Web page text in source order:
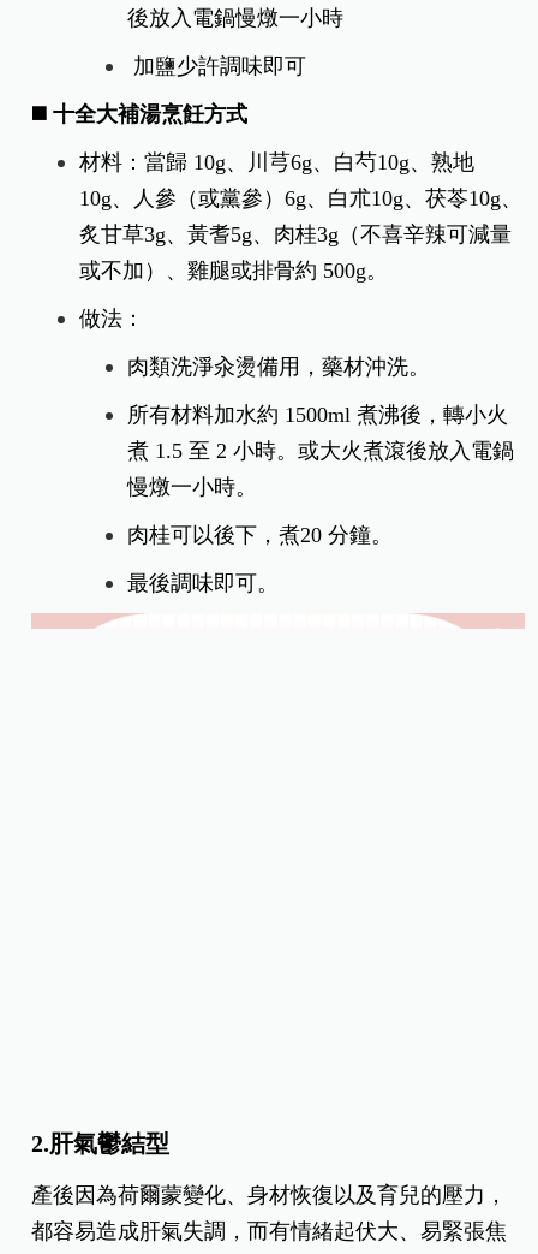
後放入電鍋慢燉一小時
加鹽少許調味即可
◼️ 十全大補湯烹飪方式
材料：當歸 10g、川芎6g、白芍10g、熟地
10g、人參（或黨參）6g、白朮10g、茯苓10g、
炙甘草3g、黃耆5g、肉桂3g（不喜辛辣可減量
或不加）、雞腿或排骨約 500g。
做法：
肉類洗淨汆燙備用，藥材沖洗。
所有材料加水約 1500ml 煮沸後，轉小火
煮 1.5 至 2 小時。或大火煮滾後放入電鍋
慢燉一小時。
肉桂可以後下，煮20 分鐘。
最後調味即可。
2.肝氣鬱結型
產後因為荷爾蒙變化、身材恢復以及育兒的壓力，
都容易造成肝氣失調，而有情緒起伏大、易緊張焦